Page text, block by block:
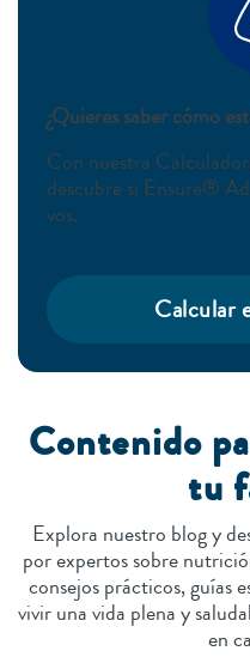
¿Quieres saber cómo
Con nuestra
descubre si Ensure®
vos.
Calcular
Contenido
tu
Explora nuestro blog y
por expertos sobre
consejos prácticos, guías
vivir una vida plena y
en